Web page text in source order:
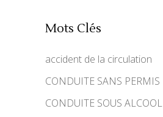
Mots Clés
accident de la circulation
CONDUITE SANS PERMIS
CONDUITE SOUS ALCOOL